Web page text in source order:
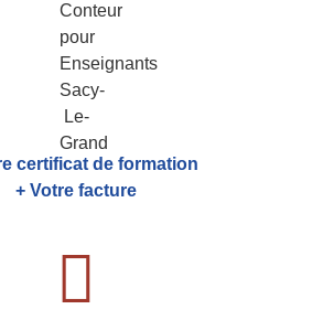
certificat de formation
+ Votre facture